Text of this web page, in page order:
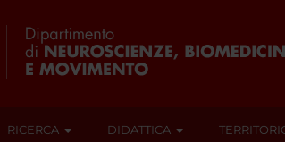
RICERCA DIDATTICA